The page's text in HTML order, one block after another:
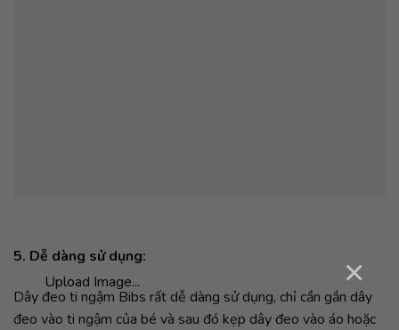
Upload Image... ×
5. Dễ dàng sử dụng:
Dây đeo ti ngậm Bibs rất dễ dàng sử dụng, chỉ cần gắn dây
đeo vào ti ngậm của bé và sau đó kẹp dây đeo vào áo hoặc